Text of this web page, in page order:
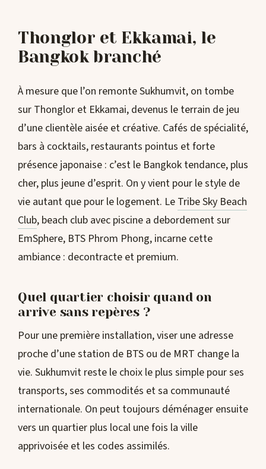
Thonglor et Ekkamai, le
Bangkok branché
À mesure que l’on remonte Sukhumvit, on tombe
sur Thonglor et Ekkamai, devenus le terrain de jeu
d’une clientèle aisée et créative. Cafés de spécialité,
bars à cocktails, restaurants pointus et forte
présence japonaise : c’est le Bangkok tendance, plus
cher, plus jeune d’esprit. On y vient pour le style de
vie autant que pour le logement. Le Tribe Sky Beach
Club, beach club avec piscine a debordement sur
EmSphere, BTS Phrom Phong, incarne cette
ambiance : decontracte et premium.
Quel quartier choisir quand on
arrive sans repères ?
Pour une première installation, viser une adresse
proche d’une station de BTS ou de MRT change la
vie. Sukhumvit reste le choix le plus simple pour ses
transports, ses commodités et sa communauté
internationale. On peut toujours déménager ensuite
vers un quartier plus local une fois la ville
apprivoisée et les codes assimilés.